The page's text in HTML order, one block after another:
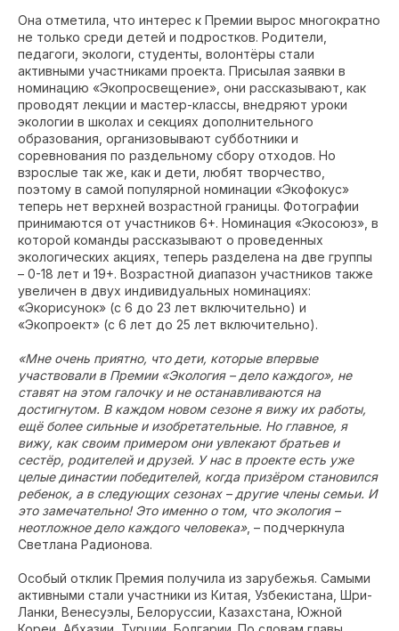
Она отметила, что интерес к Премии вырос многократно
не только среди детей и подростков. Родители,
педагоги, экологи, студенты, волонтёры стали
активными участниками проекта. Присылая заявки в
номинацию «Экопросвещение», они рассказывают, как
проводят лекции и мастер-классы, внедряют уроки
экологии в школах и секциях дополнительного
образования, организовывают субботники и
соревнования по раздельному сбору отходов. Но
взрослые так же, как и дети, любят творчество,
поэтому в самой популярной номинации «Экофокус»
теперь нет верхней возрастной границы. Фотографии
принимаются от участников 6+. Номинация «Экосоюз», в
которой команды рассказывают о проведенных
экологических акциях, теперь разделена на две группы
– 0-18 лет и 19+. Возрастной диапазон участников также
увеличен в двух индивидуальных номинациях:
«Экорисунок» (с 6 до 23 лет включительно) и
«Экопроект» (с 6 лет до 25 лет включительно).
«Мне очень приятно, что дети, которые впервые
участвовали в Премии «Экология – дело каждого», не
ставят на этом галочку и не останавливаются на
достигнутом. В каждом новом сезоне я вижу их работы,
ещё более сильные и изобретательные. Но главное, я
вижу, как своим примером они увлекают братьев и
сестёр, родителей и друзей. У нас в проекте есть уже
целые династии победителей, когда призёром становился
ребенок, а в следующих сезонах – другие члены семьи. И
это замечательно! Это именно о том, что экология –
неотложное дело каждого человека», – подчеркнула
Светлана Радионова.
Особый отклик Премия получила из зарубежья. Самыми
активными стали участники из Китая, Узбекистана, Шри-
Ланки, Венесуэлы, Белоруссии, Казахстана, Южной